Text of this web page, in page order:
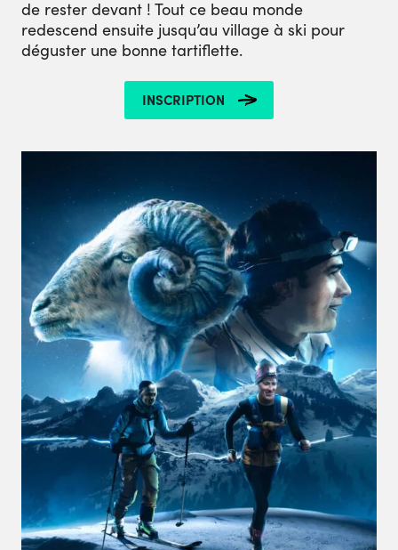
de rester devant ! Tout ce beau monde
redescend ensuite jusqu’au village à ski pour
déguster une bonne tartiflette.
INSCRIPTION